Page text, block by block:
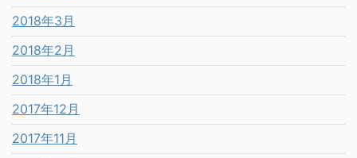
2018年3月
2018年2月
2018年1月
2017年12月
2017年11月